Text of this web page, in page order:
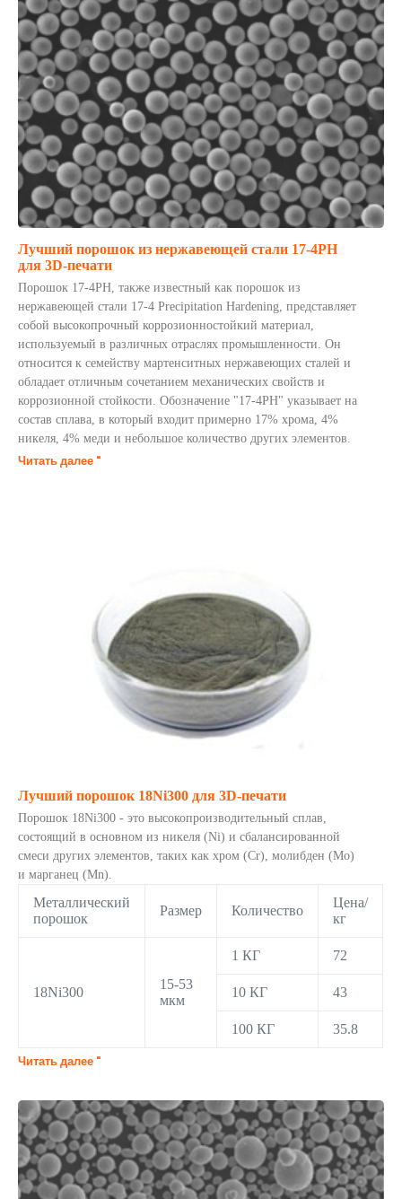
Лучший порошок из нержавеющей стали 17-4PH
для 3D-печати
Порошок 17-4PH, также известный как порошок из
нержавеющей стали 17-4 Precipitation Hardening, представляет
собой высокопрочный коррозионностойкий материал,
используемый в различных отраслях промышленности. Он
относится к семейству мартенситных нержавеющих сталей и
обладает отличным сочетанием механических свойств и
коррозионной стойкости. Обозначение "17-4PH" указывает на
состав сплава, в который входит примерно 17% хрома, 4%
никеля, 4% меди и небольшое количество других элементов.
Читать далее "
Лучший порошок 18Ni300 для 3D-печати
Порошок 18Ni300 - это высокопроизводительный сплав,
состоящий в основном из никеля (Ni) и сбалансированной
смеси других элементов, таких как хром (Cr), молибден (Mo)
и марганец (Mn).
Металлический
порошок
Размер Количество
Цена/
кг
18Ni300
15-53
мкм
1 КГ 72
10 КГ 43
100 КГ 35.8
Читать далее "